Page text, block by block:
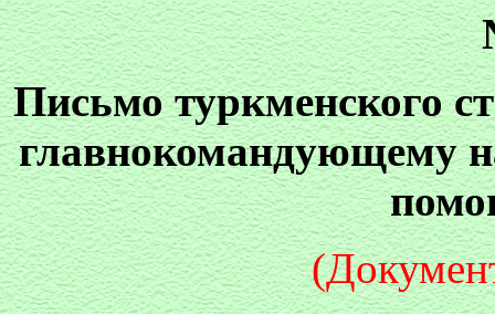
Письмо туркменского
главнокомандующему